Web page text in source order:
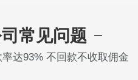
常见问题
达93% 不回款不收取佣金